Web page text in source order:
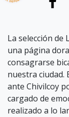
La selección de
una página
consagrarse
nuestra ciudad.
ante Chivilcoy
cargado de
realizado a lo